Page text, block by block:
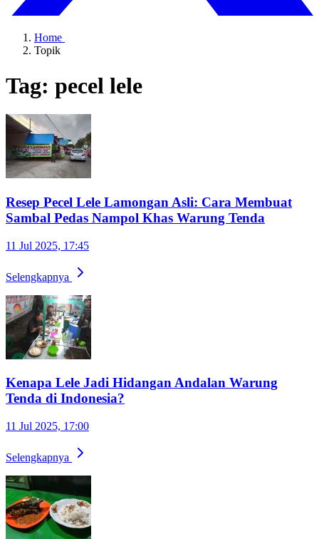
Home
Topik
Tag: pecel lele
Resep Pecel Lele Lamongan Asli: Cara Membuat
Sambal Pedas Nampol Khas Warung Tenda
11 Jul 2025, 17:45
Selengkapnya
Kenapa Lele Jadi Hidangan Andalan Warung
Tenda di Indonesia?
11 Jul 2025, 17:00
Selengkapnya